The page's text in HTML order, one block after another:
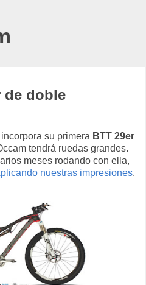
de doble
su primera BTT 29er
tendrá ruedas grandes.
meses rodando con ella,
nuestras impresiones.